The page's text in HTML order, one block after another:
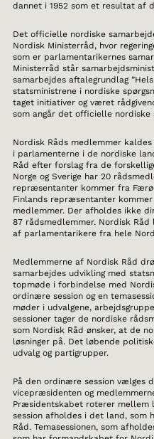
dannet i 1952 som et resultat af
Det officielle nordiske
Nordisk Ministerråd, hvor
som er parlamentarikernes
Ministerråd står
samarbejdes aftalegrundlag
statsministrene i nordiske
taget initiativer og været
som angår det officielle nordiske
Nordisk Råds medlemmer
i parlamenterne i de nordiske
Råd efter forslag fra de
Norge og Sverige har 20
repræsentanter kommer fra
Finlands repræsentanter
medlemmer. Der afholdes ikke
87 rådsmedlemmer. Nordisk
af parlamentarikere fra hele
Medlemmerne af Nordisk Råd
samarbejdes udvikling med
topmøde i forbindelse med
ordinære session og en
møder i udvalgene,
sessioner tager de nordiske
som Nordisk Råd ønsker, at de
løsninger på. Det løbende
udvalg og partigrupper.
På den ordinære session vælges
vicepræsidenten og
Præsidentskabet roterer mellem
session afholdes i det land,
Råd. Temasessionen, som